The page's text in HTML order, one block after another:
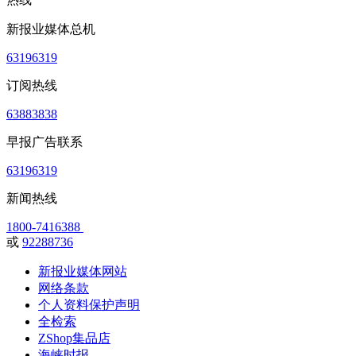
新报业媒体总机
63196319
订阅热线
63883838
早报广告联系
63196319
新闻热线
1800-7416388
或 92288736
新报业媒体网站
网络条款
个人资料保护声明
全检索
ZShop集品店